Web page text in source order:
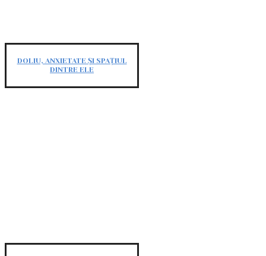
DOLIU, ANXIETATE ȘI SPAȚIUL
DINTRE ELE